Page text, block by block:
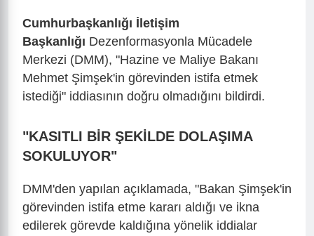
Cumhurbaşkanlığı İletişim
Başkanlığı Dezenformasyonla Mücadele
Merkezi (DMM), "Hazine ve Maliye Bakanı
Mehmet Şimşek'in görevinden istifa etmek
istediği" iddiasının doğru olmadığını bildirdi.
"KASITLI BİR ŞEKİLDE DOLAŞIMA
SOKULUYOR"
DMM'den yapılan açıklamada, "Bakan Şimşek'in
görevinden istifa etme kararı aldığı ve ikna
edilerek görevde kaldığına yönelik iddialar